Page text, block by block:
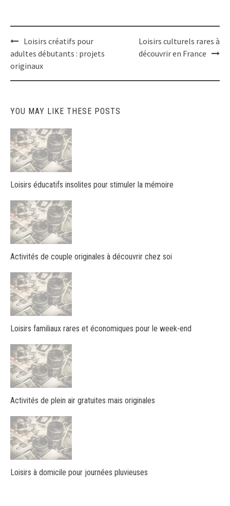
Post
navigation
Loisirs créatifs pour
adultes débutants : projets
originaux
Loisirs culturels rares à
découvrir en France
YOU MAY LIKE THESE POSTS
Loisirs éducatifs insolites pour stimuler la mémoire
Activités de couple originales à découvrir chez soi
Loisirs familiaux rares et économiques pour le week-end
Activités de plein air gratuites mais originales
Loisirs à domicile pour journées pluvieuses